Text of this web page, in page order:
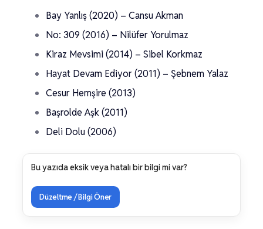
Bay Yanlış (2020) – Cansu Akman
No: 309 (2016) – Nilüfer Yorulmaz
Kiraz Mevsimi (2014) – Sibel Korkmaz
Hayat Devam Ediyor (2011) – Şebnem Yalaz
Cesur Hemşire (2013)
Başrolde Aşk (2011)
Deli Dolu (2006)
Bu yazıda eksik veya hatalı bir bilgi mi var?
Düzeltme / Bilgi Öner